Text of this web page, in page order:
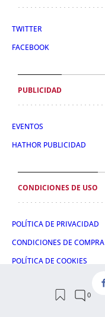
TWITTER
FACEBOOK
PUBLICIDAD
EVENTOS
HATHOR PUBLICIDAD
CONDICIONES DE USO
POLÍTICA DE PRIVACIDAD
CONDICIONES DE COMPRA
POLÍTICA DE COOKIES